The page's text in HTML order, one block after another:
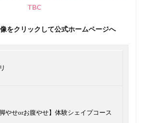
TBC
をクリックして公式ホームページへ
脚やせorお腹やせ】体験シェイプコース